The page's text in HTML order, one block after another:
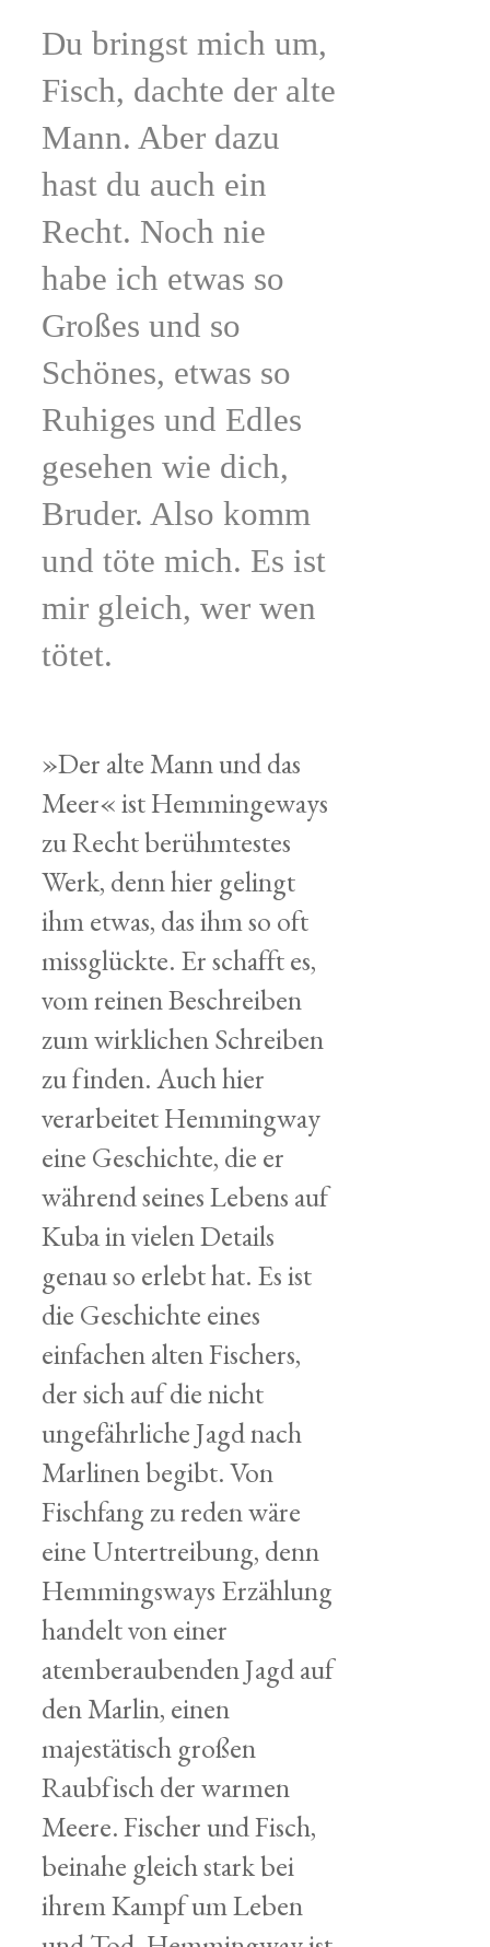
Du bringst mich um,
Fisch, dachte der alte
Mann. Aber dazu
hast du auch ein
Recht. Noch nie
habe ich etwas so
Großes und so
Schönes, etwas so
Ruhiges und Edles
gesehen wie dich,
Bruder. Also komm
und töte mich. Es ist
mir gleich, wer wen
tötet.
»Der alte Mann und das
Meer« ist Hemmingeways
zu Recht berühmtestes
Werk, denn hier gelingt
ihm etwas, das ihm so oft
missglückte. Er schafft es,
vom reinen Beschreiben
zum wirklichen Schreiben
zu finden. Auch hier
verarbeitet Hemmingway
eine Geschichte, die er
während seines Lebens auf
Kuba in vielen Details
genau so erlebt hat. Es ist
die Geschichte eines
einfachen alten Fischers,
der sich auf die nicht
ungefährliche Jagd nach
Marlinen begibt. Von
Fischfang zu reden wäre
eine Untertreibung, denn
Hemmingsways Erzählung
handelt von einer
atemberaubenden Jagd auf
den Marlin, einen
majestätisch großen
Raubfisch der warmen
Meere. Fischer und Fisch,
beinahe gleich stark bei
ihrem Kampf um Leben